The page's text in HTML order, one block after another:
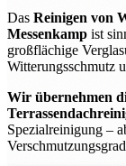
Das Reinigen von
Messenkamp ist
großflächige
Witterungsschmutz
Wir übernehmen
Spezialreinigung –